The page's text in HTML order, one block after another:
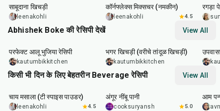
साबूदाना खिचड़ी
leenakohli
कॉर्नफ्लेक्स मिक्सचर (नमकीन)
leenakohli 4.5
रगड़ा
Abhishek Boke की रेसिपी देखें View All
परफेक्ट आलू भुजिया रेसिपी
kautumbikkitchen
भगर खिचड़ी (वरीचे तांदूळ खिचड़ी)
kautumbikkitchen
किसी भी दिन के लिए बेहतरीन Beverage रेसिपी View All
15
चाय मसाला (टी स्पाइस पाउडर)
leenakohli 4.5
min
अंगूर नींबू पानी
cooksuryansh 5.0
आम